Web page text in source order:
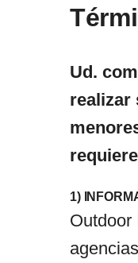
Ud.
realizar
1)
Outdoor